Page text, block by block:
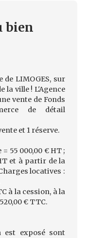
bien
LIMOGES, sur
la ville ! L'Agence
vente de Fonds
de détail
et 1 réserve.
55 000,00 € HT ;
et à partir de la
locatives :
à la cession, à la
€ TTC.
est exposé sont